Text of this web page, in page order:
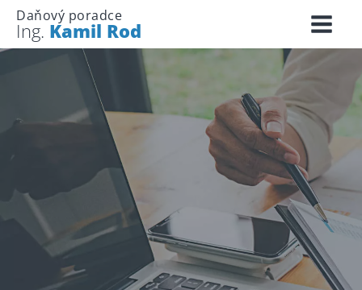
Daňový poradce
Ing. Kamil Rod